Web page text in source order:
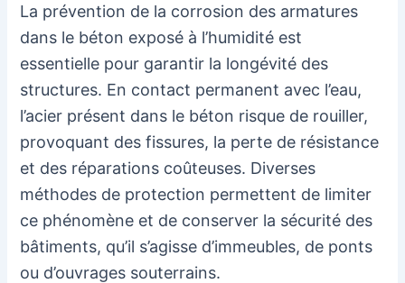
La prévention de la corrosion des armatures
dans le béton exposé à l’humidité est
essentielle pour garantir la longévité des
structures. En contact permanent avec l’eau,
l’acier présent dans le béton risque de rouiller,
provoquant des fissures, la perte de résistance
et des réparations coûteuses. Diverses
méthodes de protection permettent de limiter
ce phénomène et de conserver la sécurité des
bâtiments, qu’il s’agisse d’immeubles, de ponts
ou d’ouvrages souterrains.